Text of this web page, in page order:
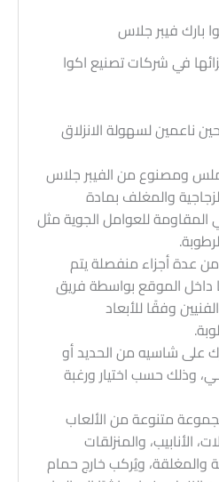
بارك فيبر جلاس
في شركات تصنيع اكوا
ناعمين لسهولة الانزلاق
ومصنوع من الفيبر جلاس
والمغلف بمادة
المقاومة للعوامل الجوية مثل
من عدة أجزاء منفصلة يتم
داخل الموقع بواسطة فريق
وفقًا للأبعاد
على شاسيه من الحديد أو
وذلك حسب اختيار ورغبة
متنوعة من الألعاب
الأنابيب، والمنزلقات
والمغلقة، ويُركب خارج حمام